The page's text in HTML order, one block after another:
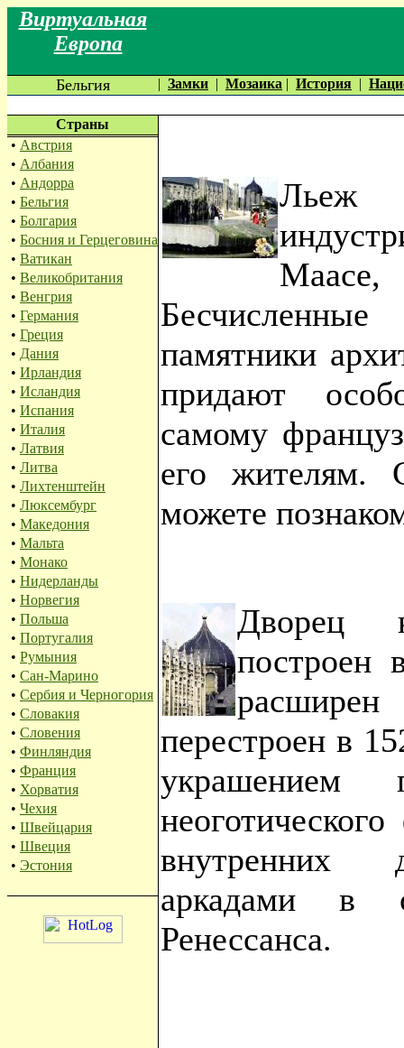
Виртуальная
Европа
Бельгия | Замки | Мозаика | История |
Страны
• Австрия
• Албания
• Андорра
• Бельгия
• Болгария
• Босния и Герцеговина
• Ватикан
• Великобритания
• Венгрия
• Германия
• Греция
• Дания
• Ирландия
• Исландия
• Испания
• Италия
• Латвия
• Литва
• Лихтенштейн
• Люксембург
• Македония
• Мальта
• Монако
• Нидерланды
• Норвегия
• Польша
• Португалия
• Румыния
• Сан-Марино
• Сербия и Черногория
• Словакия
• Словения
• Финляндия
• Франция
• Хорватия
• Чехия
• Швейцария
• Швеция
• Эстония
Маасе,
памятники
придают
самому
его жителям.
можете
Дворец
построен
перестроен в
украшением
внутренних
аркадами в
Ренессанса.